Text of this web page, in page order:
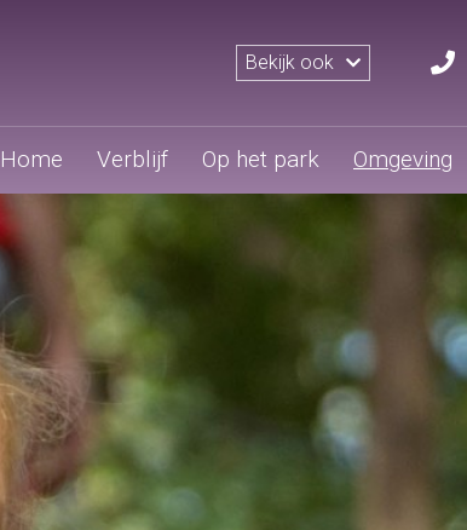
Bekijk ook
Home Verblijf Op het park Omgeving